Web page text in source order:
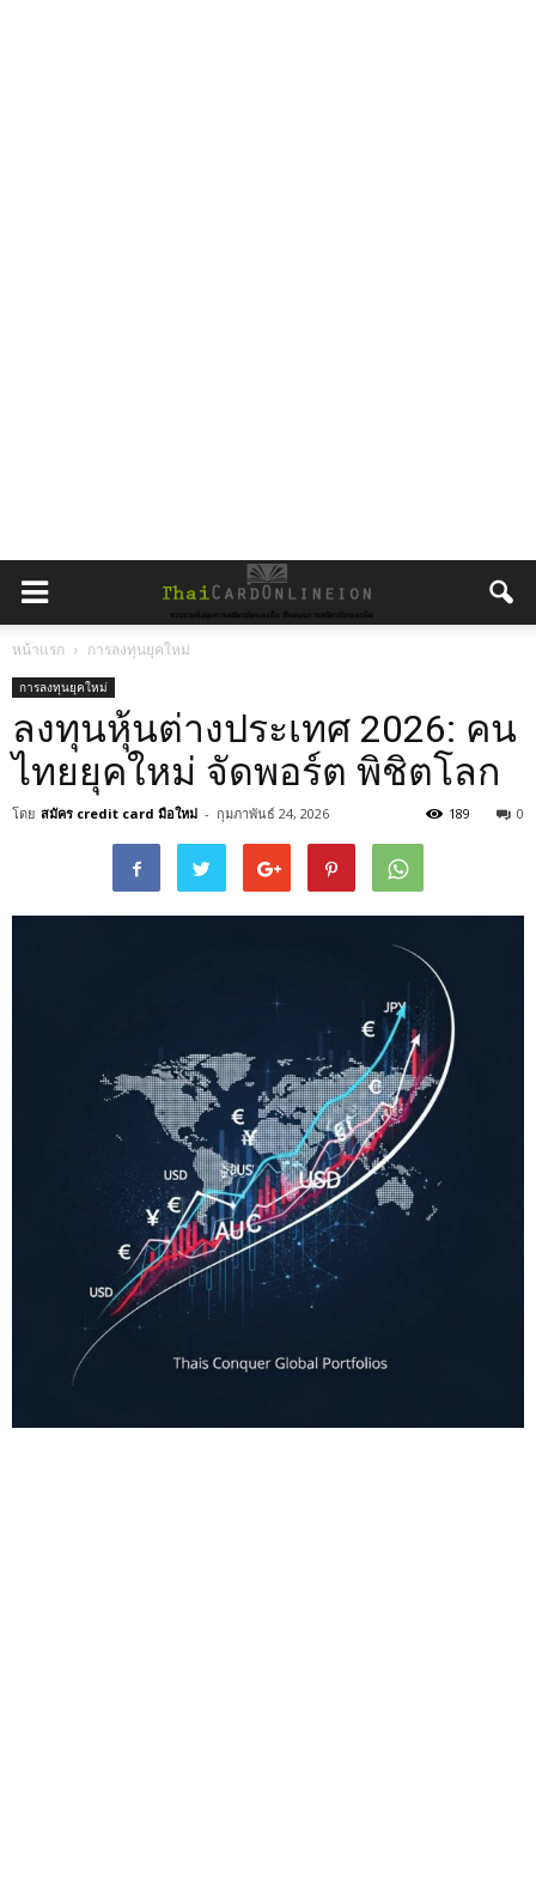
หน้าแรก การลงทุนยุคใหม่
การลงทุนยุคใหม่
ลงทุนหุ้นต่างประเทศ 2026: คน
ไทยยุคใหม่ จัดพอร์ต พิชิตโลก
โดย สมัคร credit card มือใหม่ - กุมภาพันธ์ 24, 2026 0
189